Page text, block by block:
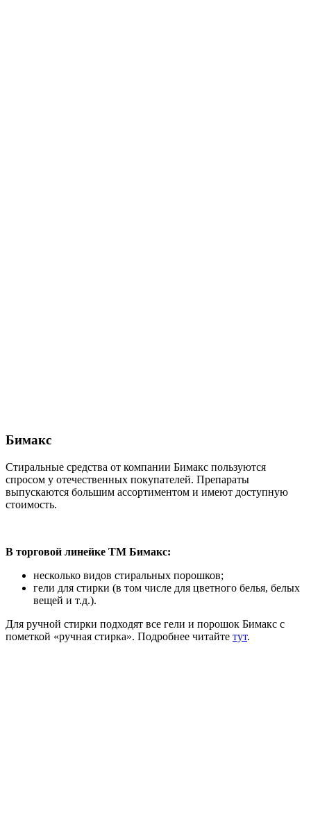
Бимакс
Стиральные средства от компании Бимакс пользуются
спросом у отечественных покупателей. Препараты
выпускаются большим ассортиментом и имеют доступную
стоимость.
В торговой линейке ТМ Бимакс:
несколько видов стиральных порошков;
гели для стирки (в том числе для цветного белья, белых
вещей и т.д.).
Для ручной стирки подходят все гели и порошок Бимакс с
пометкой «ручная стирка». Подробнее читайте тут.